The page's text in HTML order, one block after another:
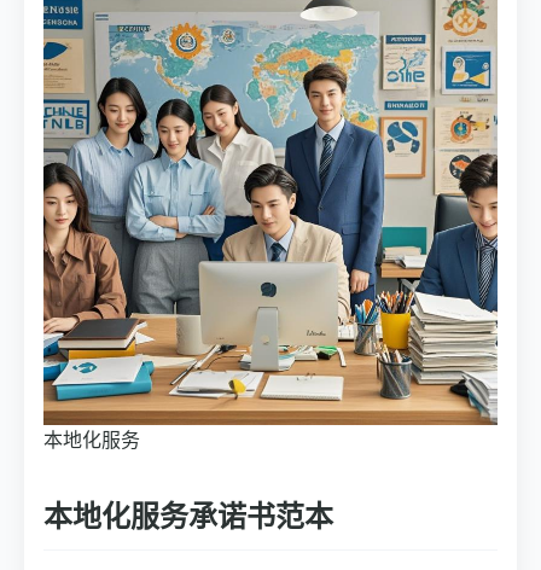
本地化服务
本地化服务承诺书范本